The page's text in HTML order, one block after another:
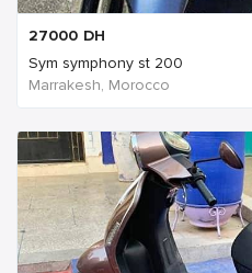
27000 DH
Sym symphony st 200
Marrakesh, Morocco